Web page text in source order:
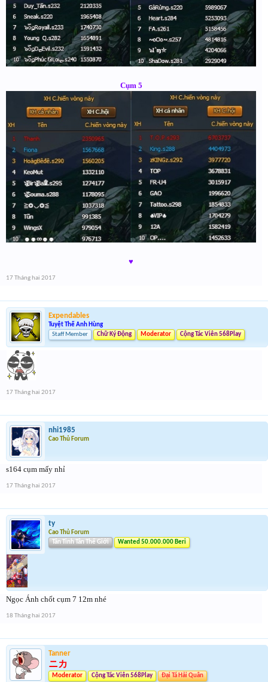
Cụm 5
♥
17 Tháng hai 2017
Expendables
Tuyệt Thế Anh Hùng
Staff Member
Chữ Ký Động Moderator Cộng Tác Viên 568Play
17 Tháng hai 2017
nhi1985
Cao Thủ Forum
s164 cụm mấy nhỉ
17 Tháng hai 2017
ty
Cao Thủ Forum
Tân Tinh Tân Thế Giới
Wanted 50.000.000 Beri
Ngọc Ánh chốt cụm 7 12m nhé
18 Tháng hai 2017
Tanner
ニカ
Moderator Cộng Tác Viên 568Play Đại Tá Hải Quân